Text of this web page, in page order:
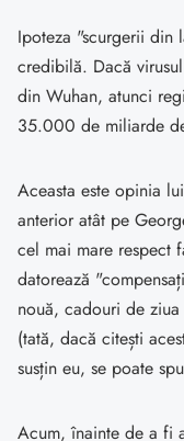
Ipoteza "scurgerii din
credibilă. Dacă
din Wuhan, atunci
35.000 de miliarde
Aceasta este opinia
anterior atât pe
cel mai mare respect
datorează
nouă, cadouri de
(tată, dacă citești
susțin eu, se poate
Acum, înainte de a fi